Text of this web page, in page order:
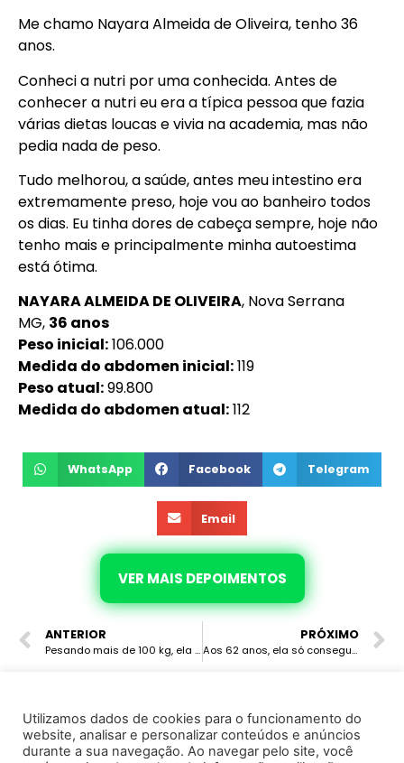
Me chamo Nayara Almeida de Oliveira, tenho 36
anos.
Conheci a nutri por uma conhecida. Antes de
conhecer a nutri eu era a típica pessoa que fazia
várias dietas loucas e vivia na academia, mas não
pedia nada de peso.
Tudo melhorou, a saúde, antes meu intestino era
extremamente preso, hoje vou ao banheiro todos
os dias. Eu tinha dores de cabeça sempre, hoje não
tenho mais e principalmente minha autoestima
está ótima.
NAYARA ALMEIDA DE OLIVEIRA, Nova Serrana
MG, 36 anos
Peso inicial:106.000
Medida do abdomen inicial:119
Peso atual:99.800
Medida do abdomen atual:112
WhatsApp Facebook Telegram
Email
VER MAIS DEPOIMENTOS
ANTERIOR
Pesando mais de 100 kg, ela estava triste, com baixa autoestima e sentindo muitas dores. Após eliminar 7,8 kg e forma natural, ela ganhou autoestima e disposição, além de melhorar a libido e não sentir mais dores.
PRÓXIMO
Aos 62 anos, ela só conseguia vestir GG e 46. Com a alimentação natural eliminou 7kg e passou a vestir M e 40.
© 2022 · Marcela Avila · Todos os direitos reservados
Utilizamos dados de cookies para o funcionamento do
website, analisar e personalizar conteúdos e anúncios
durante a sua navegação. Ao navegar pelo site, você